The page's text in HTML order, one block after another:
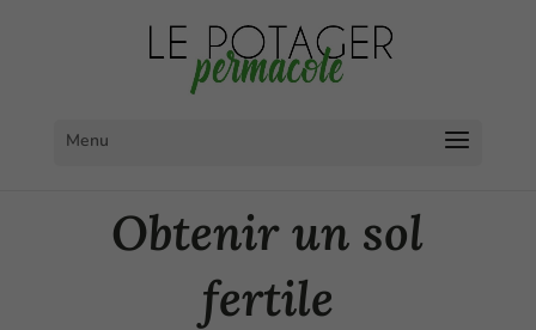
Obtenir un sol
fertile